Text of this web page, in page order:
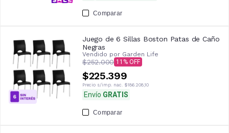
Comparar
Juego de 6 Sillas Boston Patas de Caño
Negras
Vendido por Garden Life
$252.000 11
$225.399
Precio s/imp. nac. $186.208,10
Envío GRATIS
Comparar